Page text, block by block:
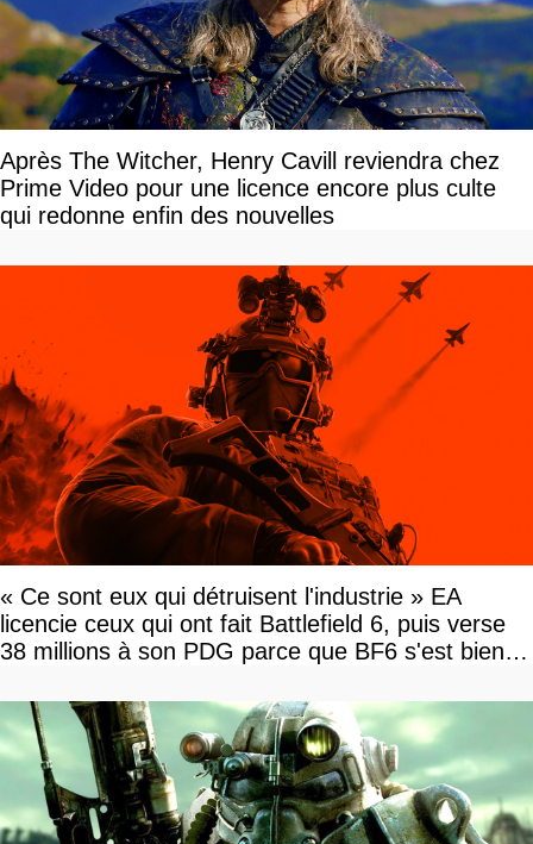
Après The Witcher, Henry Cavill reviendra chez
Prime Video pour une licence encore plus culte
qui redonne enfin des nouvelles
« Ce sont eux qui détruisent l'industrie » EA
licencie ceux qui ont fait Battlefield 6, puis verse
38 millions à son PDG parce que BF6 s'est bien